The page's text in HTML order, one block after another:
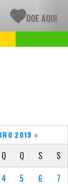
DOE AQUI
2019 »
Q Q S
S
4 5 6
7